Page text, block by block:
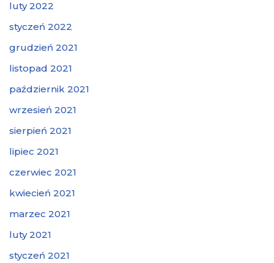
luty 2022
styczeń 2022
grudzień 2021
listopad 2021
październik 2021
wrzesień 2021
sierpień 2021
lipiec 2021
czerwiec 2021
kwiecień 2021
marzec 2021
luty 2021
styczeń 2021